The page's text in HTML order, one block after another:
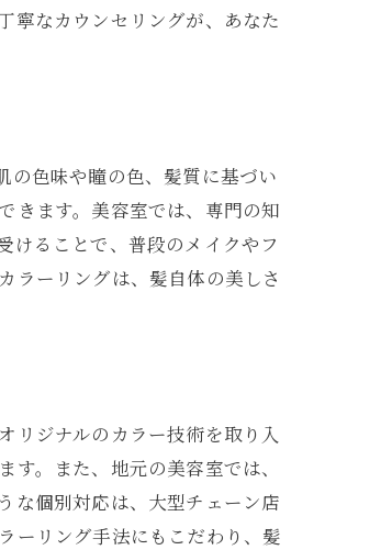
寧なカウンセリングが、あなた
の色味や瞳の色、髪質に基づい
きます。美容室では、専門の知
けることで、普段のメイクやフ
ラーリングは、髪自体の美しさ
リジナルのカラー技術を取り入
。また、地元の美容室では、
な個別対応は、大型チェーン店
ーリング手法にもこだわり、髪